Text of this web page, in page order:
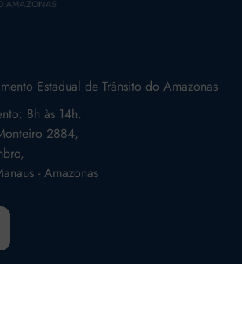
Estadual de Trânsito do Amazonas
8h às 14h.
2884,
- Amazonas